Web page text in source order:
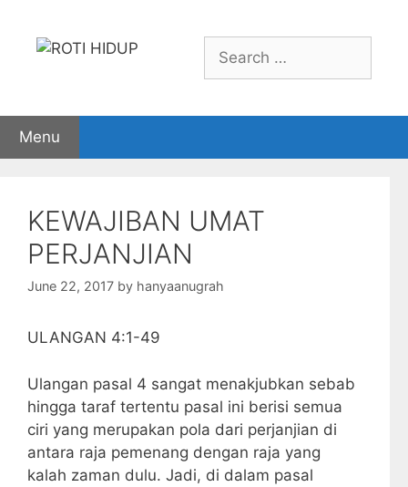
content
Search
for:
Menu
KEWAJIBAN UMAT
PERJANJIAN
June 22, 2017 by hanyaanugrah
ULANGAN 4:1-49
Ulangan pasal 4 sangat menakjubkan sebab
hingga taraf tertentu pasal ini berisi semua
ciri yang merupakan pola dari perjanjian di
antara raja pemenang dengan raja yang
kalah zaman dulu. Jadi, di dalam pasal